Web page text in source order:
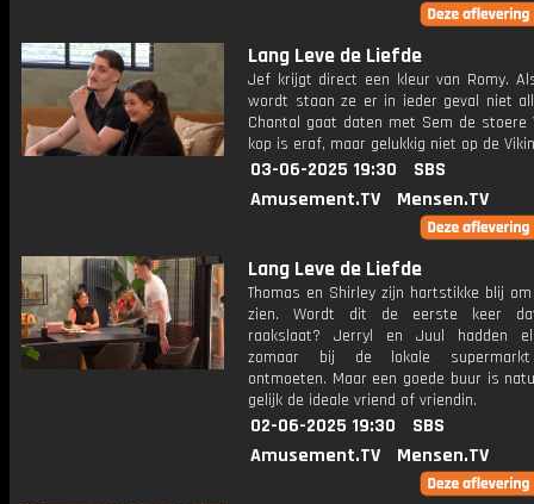
Lang Leve de Liefde
Jef krijgt direct een kleur van Romy.
wordt staan ze er in ieder geval niet
Chantal gaat daten met Sem de stoere
kop is eraf, maar gelukkig niet op de
03-06-2025 19:30
SBS
Amusement.TV
Mensen.TV
Lang Leve de Liefde
Thomas en Shirley zijn hartstikke blij
zien. Wordt dit de eerste keer
raakslaat? Jerryl en Juul hadden
zomaar bij de lokale supermarkt
ontmoeten. Maar een goede buur is
gelijk de ideale vriend of vriendin.
02-06-2025 19:30
SBS
Amusement.TV
Mensen.TV